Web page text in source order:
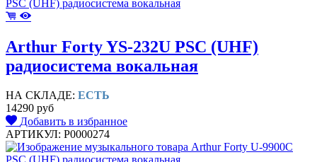
Arthur Forty YS-232U PSC (UHF)
радиосистема вокальная
НА СКЛАДЕ: ЕСТЬ
14290 руб
Добавить в избранное
АРТИКУЛ: P0000274